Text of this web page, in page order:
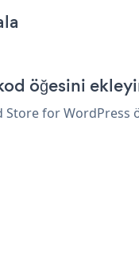
öğesini
for WordPress